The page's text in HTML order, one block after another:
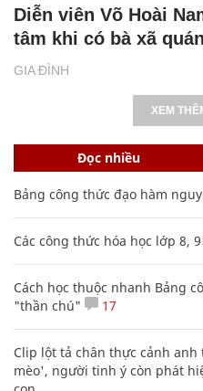
GIA ĐÌNH
Diễn viên Võ Hoài
tâm khi có bà xã
XEM
Đọc nhiều
Bảng công thức đạo hàm
Các công thức hóa học lớp 8,
Cách học thuộc nhanh Bảng
"thần chú"
17
Clip lột tả chân thực cảnh
mèo', người tinh ý còn phát